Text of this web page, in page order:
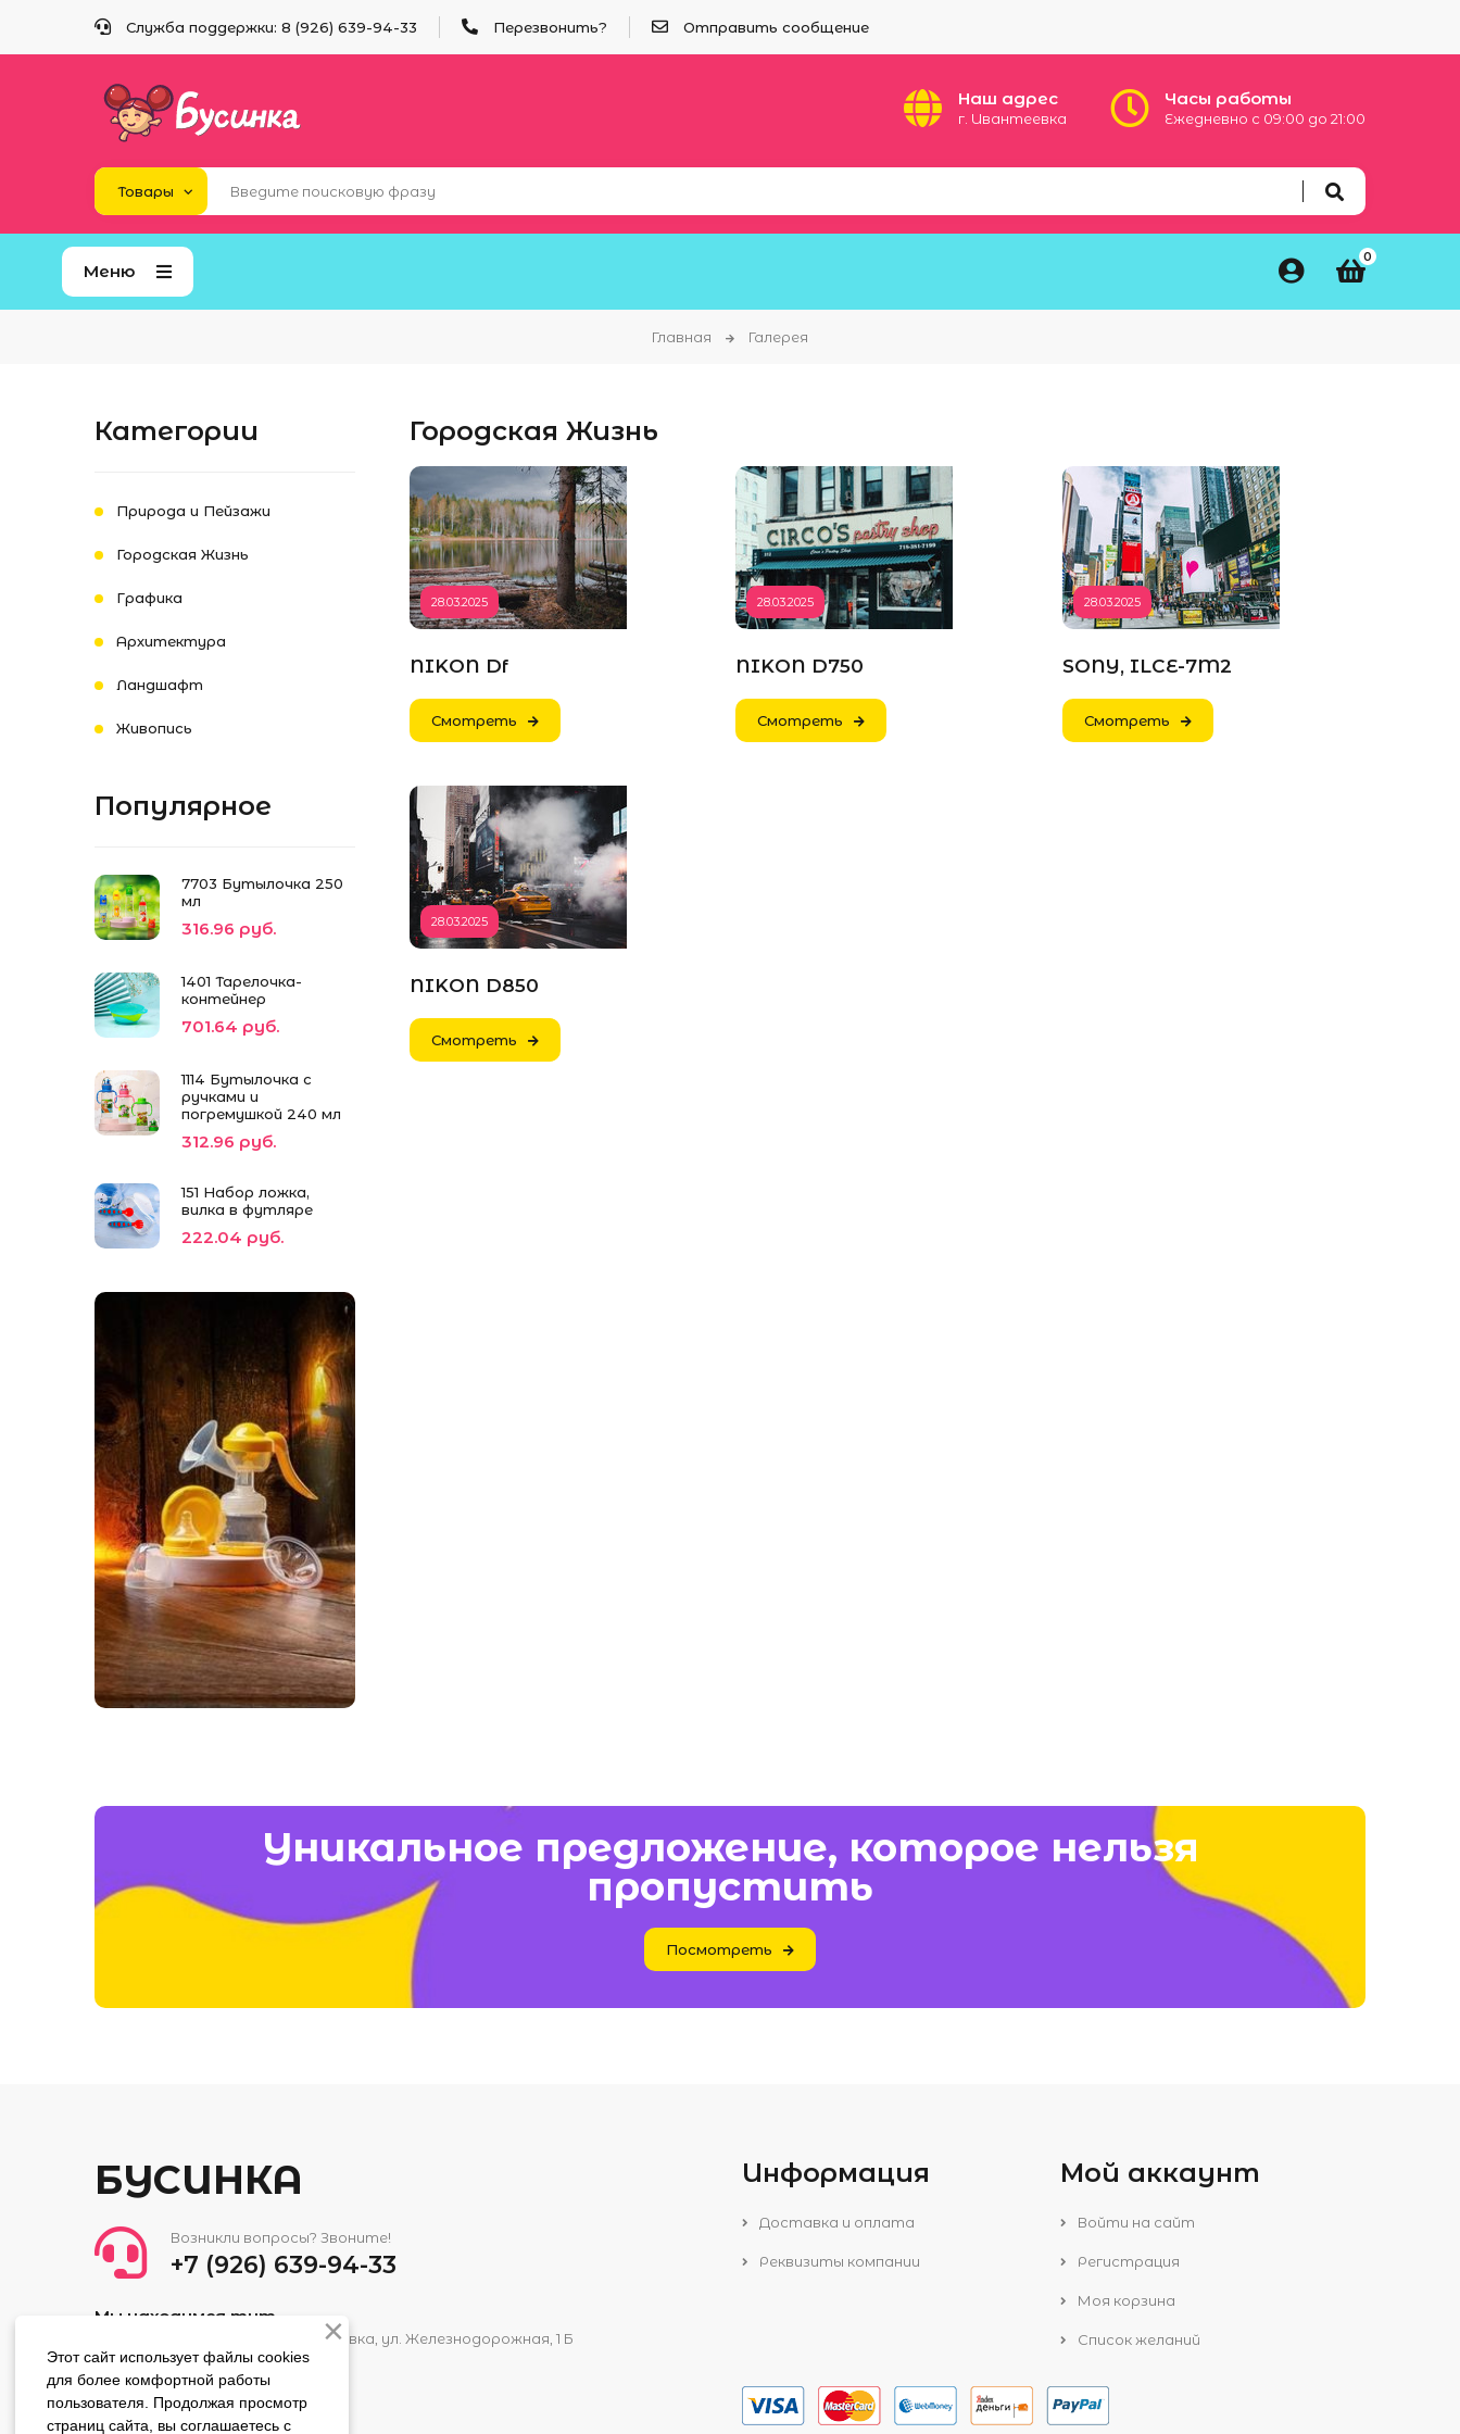
Служба поддержки: 8 (926) 639-94-33 Перезвонить? Отправить сообщение
Наш адрес
г. Ивантеевка
Часы работы
Ежедневно с 09:00 до 21:00

Меню
0
Главная Галерея
Городская Жизнь
28.03.2025
NIKON Df
Смотреть
28.03.2025
NIKON D750
Смотреть
28.03.2025
SONY, ILCE-7M2
Смотреть
28.03.2025
NIKON D850
Смотреть
Категории
Природа и Пейзажи
Городская Жизнь
Графика
Архитектура
Ландшафт
Живопись
Популярное
7703 Бутылочка 250
мл
316.96 руб.
1401 Тарелочка-
контейнер
701.64 руб.
1114 Бутылочка с
ручками и
погремушкой 240 мл
312.96 руб.
151 Набор ложка,
вилка в футляре
222.04 руб.
Уникальное предложение, которое нельзя
пропустить
Посмотреть
БУСИНКА
Возникли вопросы? Звоните!
+7 (926) 639-94-33
Мы находимся тут
Московская область, г. Ивантеевка, ул. Железнодорожная, 1 Б
Информация
Доставка и оплата
Реквизиты компании
Мой аккаунт
Войти на сайт
Регистрация
Моя корзина
Список желаний
Этот сайт использует файлы cookies
для более комфортной работы
пользователя. Продолжая просмотр
страниц сайта, вы соглашаетесь с